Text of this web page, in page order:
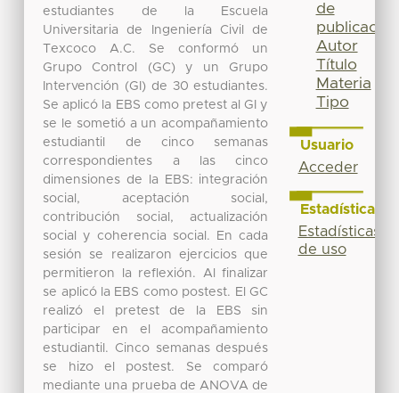
estudiantes de la Escuela
Universitaria de Ingeniería Civil de
Texcoco A.C. Se conformó un
Grupo Control (GC) y un Grupo
Intervención (GI) de 30 estudiantes.
Se aplicó la EBS como pretest al GI y
se le sometió a un acompañamiento
estudiantil de cinco semanas
correspondientes a las cinco
dimensiones de la EBS: integración
social, aceptación social,
contribución social, actualización
social y coherencia social. En cada
sesión se realizaron ejercicios que
permitieron la reflexión. Al finalizar
se aplicó la EBS como postest. El GC
realizó el pretest de la EBS sin
participar en el acompañamiento
estudiantil. Cinco semanas después
se hizo el postest. Se comparó
mediante una prueba de ANOVA de
de
publicación
Autor
Título
Materia
Tipo
Usuario
Acceder
Estadísticas
Estadísticas
de uso